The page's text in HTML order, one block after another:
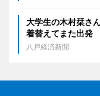
大学生の木村栞さ
着替えてまた出発
八戸経済新聞